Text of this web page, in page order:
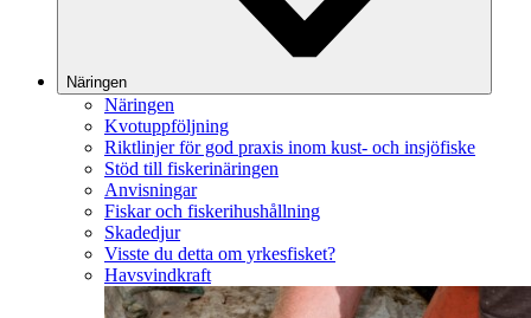
Näringen
Näringen
Kvotuppföljning
Riktlinjer för god praxis inom kust- och insjöfiske
Stöd till fiskerinäringen
Anvisningar
Fiskar och fiskerihushållning
Skadedjur
Visste du detta om yrkesfisket?
Havsvindkraft